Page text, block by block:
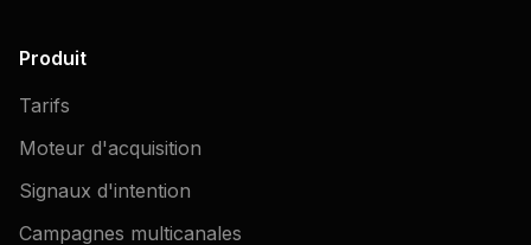
Produit
Tarifs
Moteur d'acquisition
Signaux d'intention
Campagnes multicanales